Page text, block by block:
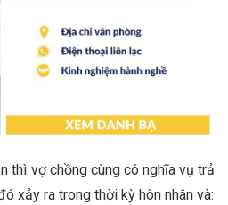
thì vợ chồng cùng có nghĩa vụ trả
xảy ra trong thời kỳ hôn nhân và: